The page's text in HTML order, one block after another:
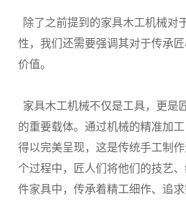
除了之前提到的家具木工机械对
性，我们还需要强调其对于传承
价值。
家具木工机械不仅是工具，更是
的重要载体。通过机械的精准加
得以完美呈现，这是传统手工制
个过程中，匠人们将他们的技艺
件家具中，传承着精工细作、追求